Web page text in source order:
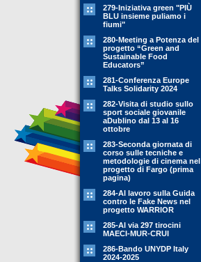
279-Iniziativa green "PIÙ
BLU insieme puliamo i
fiumi"
280-Meeting a Potenza del
progetto “Green and
Sustainable Food
Educators”
281-Conferenza Europe
Talks Solidarity 2024
282-Visita di studio sullo
sport sociale giovanile
aDublino dal 13 al 16
ottobre
283-Seconda giornata di
corso sulle tecniche e
metodologie di cinema nel
progetto di Fargo (prima
pagina)
284-Al lavoro sulla Guida
contro le Fake News nel
progetto WARRIOR
285-Al via 297 tirocini
MAECI-MUR-CRUI
286-Bando UNYDP Italy
2024-2025